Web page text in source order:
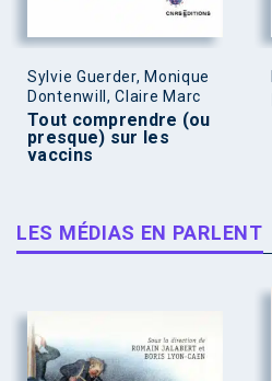
Sylvie Guerder, Monique
Dontenwill, Claire Marc
Tout comprendre (ou
presque) sur les
vaccins
LES MÉDIAS EN PARLENT